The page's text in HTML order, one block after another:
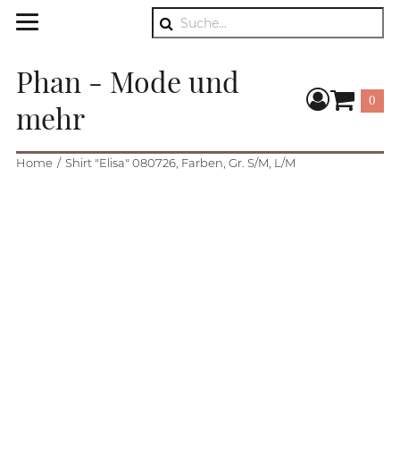
Phan - Mode und
mehr
0
Home Shirt "Elisa" 080726, Farben, Gr. S/M, L/M